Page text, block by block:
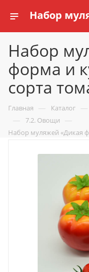
Набор
форма и
сорта
Главная — Каталог —
— 7.2. Овощи —
Набор муляжей «Дикая